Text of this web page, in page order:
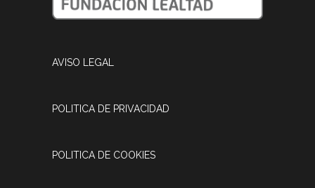
AVISO LEGAL
POLITICA DE PRIVACIDAD
POLITICA DE COOKIES